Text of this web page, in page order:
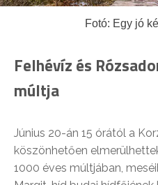
Fotó: Egy jó
Felhévíz és
múltja
Június 20-án 15 órától a
köszönhetően
1000 éves múltjában,